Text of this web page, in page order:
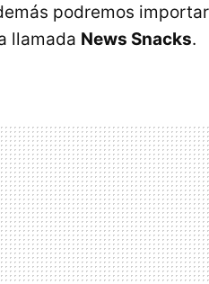
podremos
llamada News Snacks.